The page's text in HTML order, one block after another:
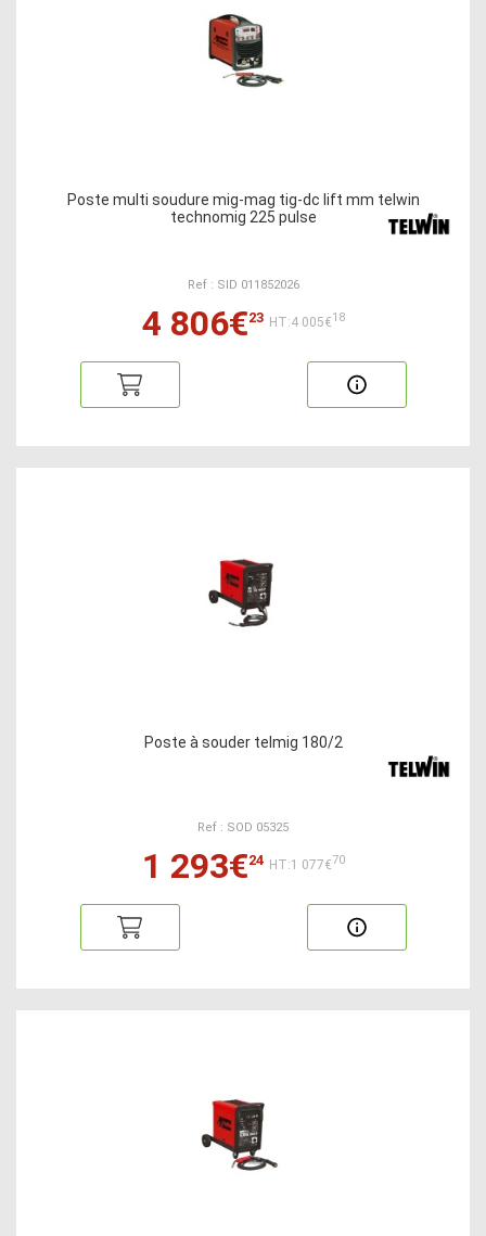
Poste multi soudure mig-mag tig-dc lift mm telwin
technomig 225 pulse
Ref : SID 011852026
4 806€23 HT:4 005€18
Poste à souder telmig 180/2
Ref : SOD 05325
1 293€24 HT:1 077€70